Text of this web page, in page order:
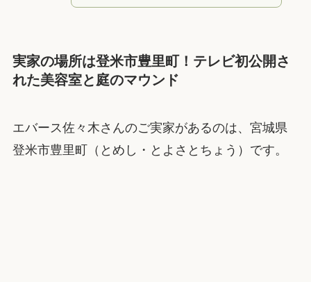
実家の場所は登米市豊里町！テレビ初公開さ
れた美容室と庭のマウンド
エバース佐々木さんのご実家があるのは、宮城県
登米市豊里町（とめし・とよさとちょう）です。